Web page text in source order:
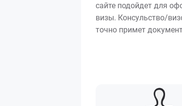
сайте подойдет для
визы. Консульство/
точно примет